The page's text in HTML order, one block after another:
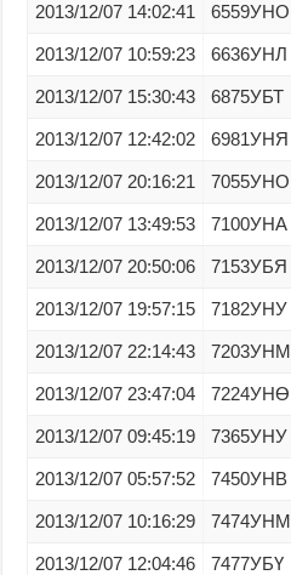
2013/12/07 14:02:41 6559УНО
2013/12/07 10:59:23 6636УНЛ
2013/12/07 15:30:43 6875УБТ
2013/12/07 12:42:02 6981УНЯ
2013/12/07 20:16:21 7055УНО
2013/12/07 13:49:53 7100УНА
2013/12/07 20:50:06 7153УБЯ
2013/12/07 19:57:15 7182УНУ
2013/12/07 22:14:43 7203УНМ
2013/12/07 23:47:04 7224УНӨ
2013/12/07 09:45:19 7365УНУ
2013/12/07 05:57:52 7450УНВ
2013/12/07 10:16:29 7474УНМ
2013/12/07 12:04:46 7477УБҮ